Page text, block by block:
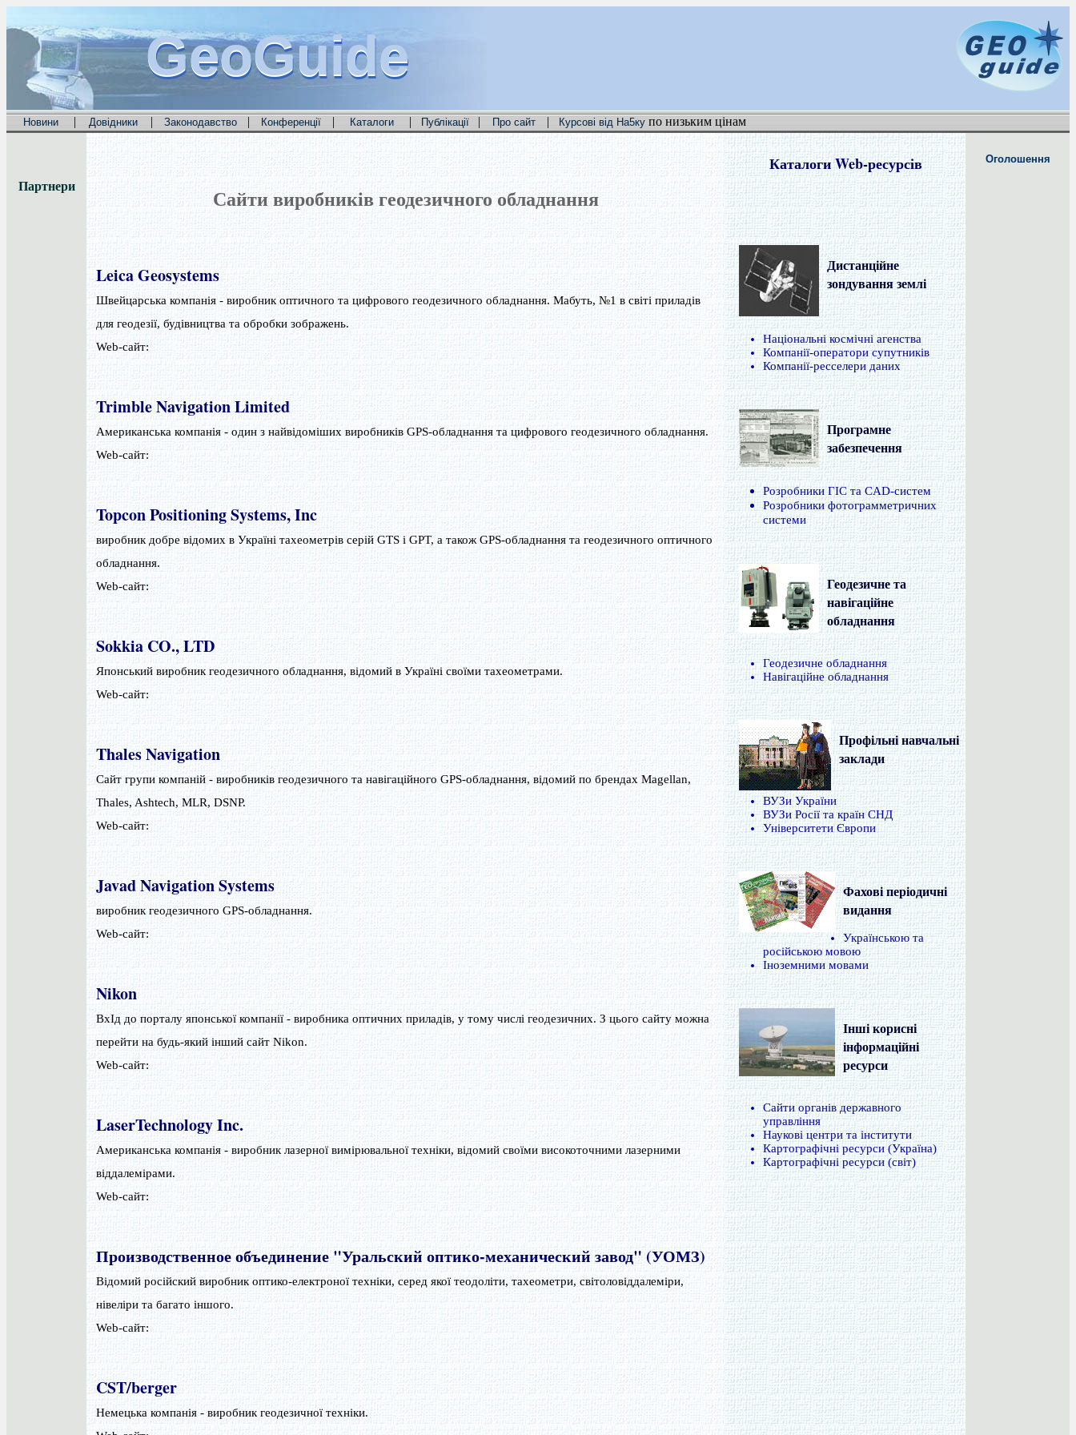
GeoGuide
GeoGuide
GeoGuide
Новини | Довідники | Законодавство | Конференції | Каталоги | Публікації | Про сайт | Курсові від На5ку по низьким цінам
Партнери Сайти виробників геодезичного обладнання
Leica Geosystems
Швейцарська компанія - виробник оптичного та цифрового геодезичного обладнання. Мабуть, №1 в світі приладів
для геодезії, будівництва та обробки зображень.
Web-сайт:
Trimble Navigation Limited
Американська компанія - один з найвідоміших виробників GPS-обладнання та цифрового геодезичного обладнання.
Web-сайт:
Topcon Positioning Systems, Inc
виробник добре відомих в Україні тахеометрів серій GTS і GPT, а також GPS-обладнання та геодезичного оптичного
обладнання.
Web-сайт:
Sokkia CO., LTD
Японський виробник геодезичного обладнання, відомий в Україні своїми тахеометрами.
Web-сайт:
Thales Navigation
Сайт групи компаній - виробників геодезичного та навігаційного GPS-обладнання, відомий по брендах Magellan,
Thales, Ashtech, MLR, DSNP.
Web-сайт:
Javad Navigation Systems
виробник геодезичного GPS-обладнання.
Web-сайт:
Nikon
ВхІд до порталу японської компанії - виробника оптичних приладів, у тому числі геодезичних. З цього сайту можна
перейти на будь-який інший сайт Nikon.
Web-сайт:
LaserTechnology Inc.
Американська компанія - виробник лазерної вимірювальної техніки, відомий своїми високоточними лазерними
віддалемірами.
Web-сайт:
Производственное объединение "Уральский оптико-механический завод" (УОМЗ)
Відомий російский виробник оптико-електроної техніки, серед якої теодоліти, тахеометри, світоловіддалеміри,
нівеліри та багато іншого.
Web-сайт:
CST/berger
Немецька компанія - виробник геодезичної техніки.
Каталоги Web-ресурсів
Дистанційне
зондування землі
Національні космічні агенства
Компанії-оператори супутників
Компанії-ресселери даних
Програмне
забезпечення
Розробники ГІС та CAD-систем
Розробники фотограмметричних
системи
Геодезичне та
навігаційне
обладнання
Геодезичне обладнання
Навігаційне обладнання
Профільні навчальні
заклади
ВУЗи України
ВУЗи Росії та країн СНД
Університети Європи
Фахові періодичні
видання
Українською та
російською мовою
Іноземними мовами
Інші корисні
інформаційні
ресурси
Сайти органів державного
управління
Наукові центри та інститути
Картографічні ресурси (Україна)
Картографічні ресурси (світ)
Оголошення